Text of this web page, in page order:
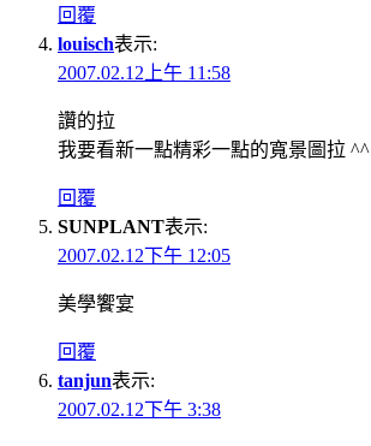
回覆
louisch表示:
2007.02.12上午 11:58
讚的拉
我要看新一點精彩一點的寬景圖拉 ^^
回覆
SUNPLANT表示:
2007.02.12下午 12:05
美學饗宴
回覆
tanjun表示:
2007.02.12下午 3:38